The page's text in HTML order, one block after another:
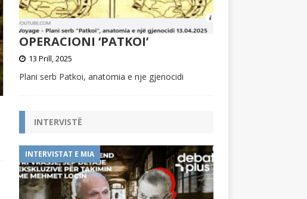
OPERACIONI ‘PATKOI’
13 Prill, 2025
Plani serb Patkoi, anatomia e nje gjenocidi
INTERVISTË
INTERVISTAT E MIA